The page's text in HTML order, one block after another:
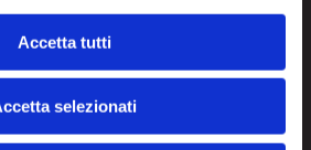
Accetta tutti
selezionati